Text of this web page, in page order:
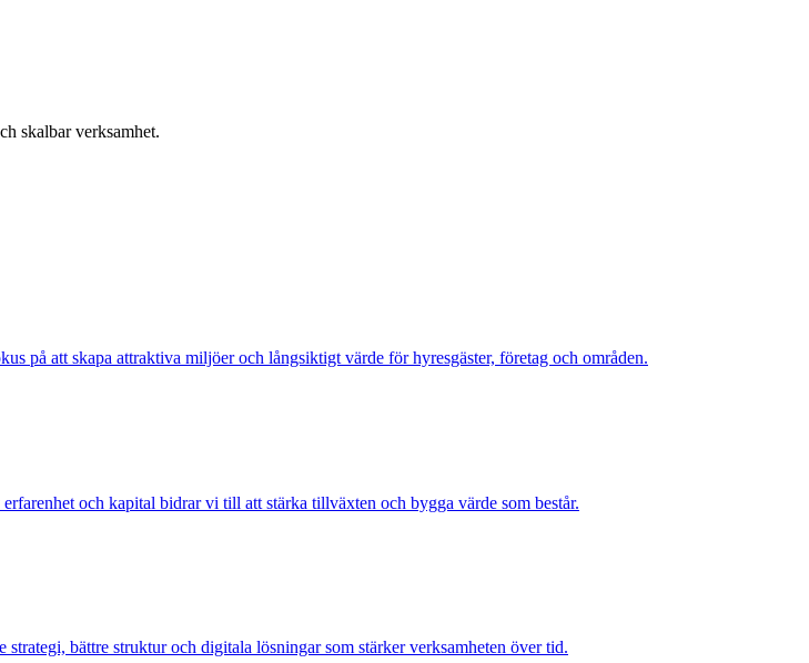
skalbar verksamhet.
på att skapa attraktiva miljöer och långsiktigt värde för hyresgäster, företag och områden.
och kapital bidrar vi till att stärka tillväxten och bygga värde som består.
bättre struktur och digitala lösningar som stärker verksamheten över tid.